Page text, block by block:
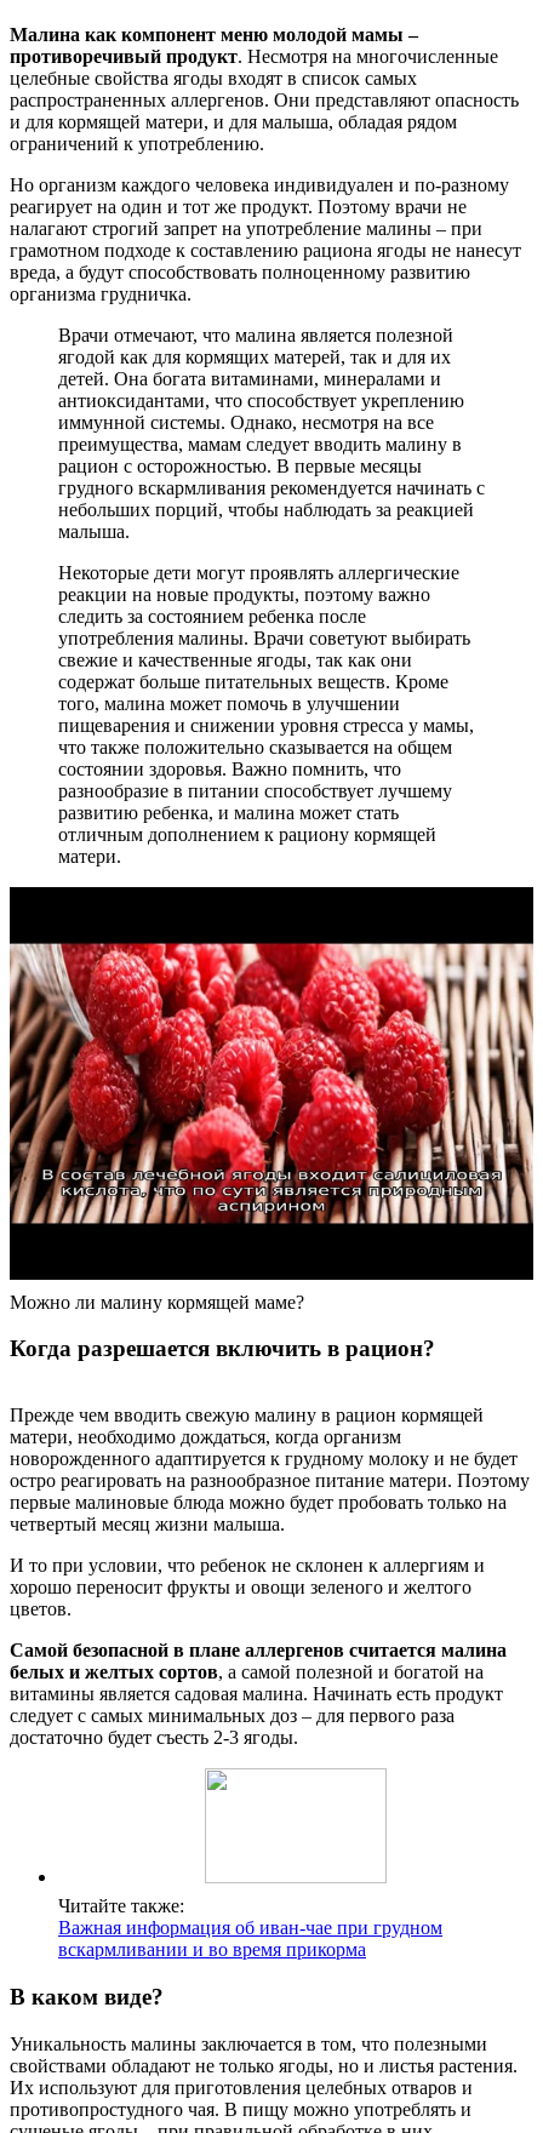
Малина как компонент меню молодой мамы –
противоречивый продукт. Несмотря на многочисленные
целебные свойства ягоды входят в список самых
распространенных аллергенов. Они представляют опасность
и для кормящей матери, и для малыша, обладая рядом
ограничений к употреблению.
Но организм каждого человека индивидуален и по-разному
реагирует на один и тот же продукт. Поэтому врачи не
налагают строгий запрет на употребление малины – при
грамотном подходе к составлению рациона ягоды не нанесут
вреда, а будут способствовать полноценному развитию
организма грудничка.
Врачи отмечают, что малина является полезной
ягодой как для кормящих матерей, так и для их
детей. Она богата витаминами, минералами и
антиоксидантами, что способствует укреплению
иммунной системы. Однако, несмотря на все
преимущества, мамам следует вводить малину в
рацион с осторожностью. В первые месяцы
грудного вскармливания рекомендуется начинать с
небольших порций, чтобы наблюдать за реакцией
малыша.
Некоторые дети могут проявлять аллергические
реакции на новые продукты, поэтому важно
следить за состоянием ребенка после
употребления малины. Врачи советуют выбирать
свежие и качественные ягоды, так как они
содержат больше питательных веществ. Кроме
того, малина может помочь в улучшении
пищеварения и снижении уровня стресса у мамы,
что также положительно сказывается на общем
состоянии здоровья. Важно помнить, что
разнообразие в питании способствует лучшему
развитию ребенка, и малина может стать
отличным дополнением к рациону кормящей
матери.
Можно ли малину кормящей маме?
Когда разрешается включить в рацион?
Прежде чем вводить свежую малину в рацион кормящей
матери, необходимо дождаться, когда организм
новорожденного адаптируется к грудному молоку и не будет
остро реагировать на разнообразное питание матери. Поэтому
первые малиновые блюда можно будет пробовать только на
четвертый месяц жизни малыша.
И то при условии, что ребенок не склонен к аллергиям и
хорошо переносит фрукты и овощи зеленого и желтого
цветов.
Самой безопасной в плане аллергенов считается малина
белых и желтых сортов, а самой полезной и богатой на
витамины является садовая малина. Начинать есть продукт
следует с самых минимальных доз – для первого раза
достаточно будет съесть 2-3 ягоды.
Читайте также:
Важная информация об иван-чае при грудном
вскармливании и во время прикорма
В каком виде?
Уникальность малины заключается в том, что полезными
свойствами обладают не только ягоды, но и листья растения.
Их используют для приготовления целебных отваров и
противопростудного чая. В пищу можно употреблять и